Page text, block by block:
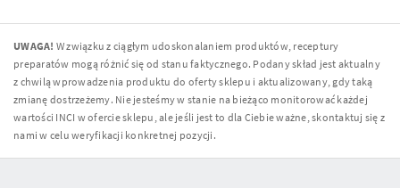
UWAGA! W związku z ciągłym udoskonalaniem produktów, receptury
preparatów mogą różnić się od stanu faktycznego. Podany skład jest aktualny
z chwilą wprowadzenia produktu do oferty sklepu i aktualizowany, gdy taką
zmianę dostrzeżemy. Nie jesteśmy w stanie na bieżąco monitorować każdej
wartości INCI w ofercie sklepu, ale jeśli jest to dla Ciebie ważne, skontaktuj się z
nami w celu weryfikacji konkretnej pozycji.